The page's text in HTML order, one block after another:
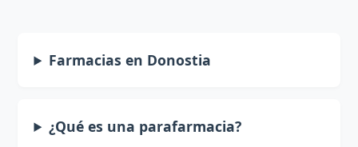
Farmacias en Donostia
¿Qué es una parafarmacia?